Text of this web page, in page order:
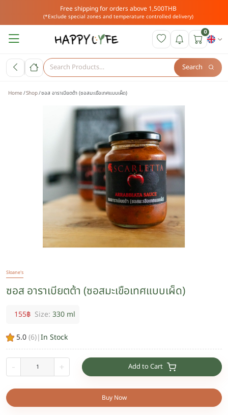
Free shipping for orders above 1,500THB
(*Exclude special zones and temperature controlled delivery)
0
Search
Home Shop ซอส อาราเบียตต้า (ซอสมะเขือเทศแบบเผ็ด)
Sloane's
ซอส อาราเบียตต้า (ซอสมะเขือเทศแบบเผ็ด)
155฿ Size: 330 ml
5.0(6)|In Stock
- + Add to Cart
Buy Now